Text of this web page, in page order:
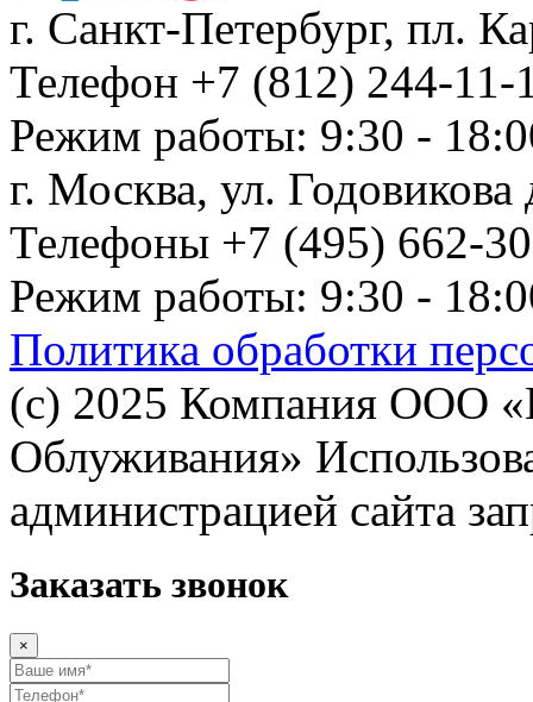
г. Санкт-Петербург, пл.
Телефон +7 (812) 244-
Режим работы: 9:30 -
г. Москва, ул.
Телефоны +7 (495) 662-
Режим работы: 9:30 -
Политика обработки
(с) 2025 Компания ООО
Облуживания»
администрацией сайта
Заказать звонок
×